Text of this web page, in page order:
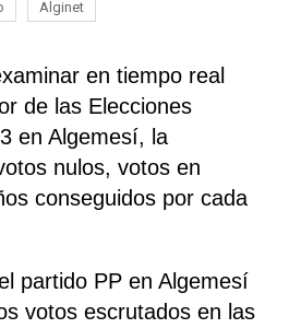
Alginet
en tiempo real
de las Elecciones
en Algemesí, la
nulos, votos en
conseguidos por cada
partido PP en Algemesí
votos escrutados en las